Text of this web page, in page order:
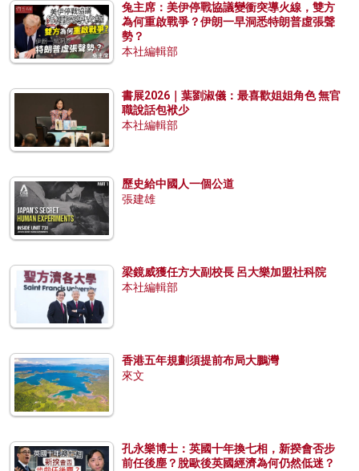
兔主席：美伊停戰協議變衝突導火線，雙方
為何重啟戰爭？伊朗一早洞悉特朗普虛張聲
勢？
本社編輯部
書展2026｜葉劉淑儀：最喜歡姐姐角色 無官
職說話包袱少
本社編輯部
歷史給中國人一個公道
張建雄
梁鏡威獲任方大副校長 呂大樂加盟社科院
本社編輯部
香港五年規劃須提前布局大鵬灣
來文
孔永樂博士：英國十年換七相，新揆會否步
前任後塵？脫歐後英國經濟為何仍然低迷？